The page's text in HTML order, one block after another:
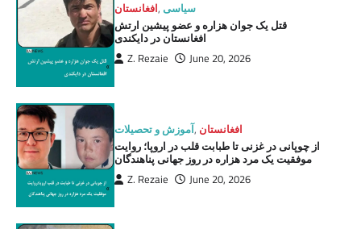
افغانستان,سیاسی
قتل یک جوان هزاره و عضو پیشین ارتش
افغانستان در دایکندی
Z. Rezaie June 20, 2026
آموزش و تحصیلات, افغانستان
از چوپانی در غزنی تا طبابت قلب در اروپا؛ روایت
موفقیت یک مرد هزاره در روز جهانی پناهندگان
Z. Rezaie June 20, 2026